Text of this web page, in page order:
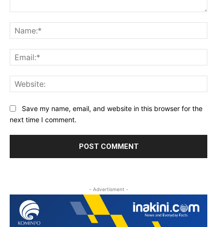
Save my name, email, and website in this browser for the
next time I comment.
- Advertisment -